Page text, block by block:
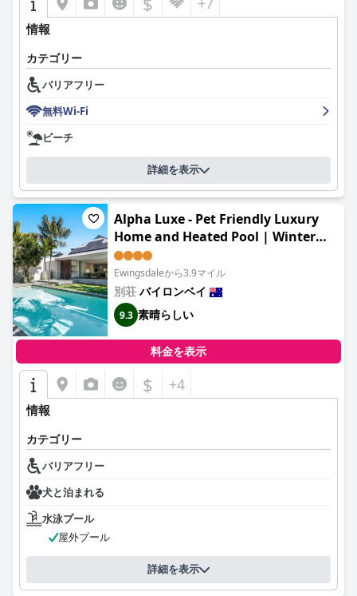
情報
カテゴリー
バリアフリー
無料Wi-Fi
ビーチ
詳細を表示
Alpha Luxe - Pet Friendly Luxury
Home and Heated Pool | Winter
Escape Deal | Stay Longer & Save |
1 June – 31 August
Ewingsdaleから3.9マイル
別荘 バイロンベイ
9.3 素晴らしい
料金を表示
$ +4
情報
カテゴリー
バリアフリー
犬と泊まれる
水泳プール
屋外プール
詳細を表示